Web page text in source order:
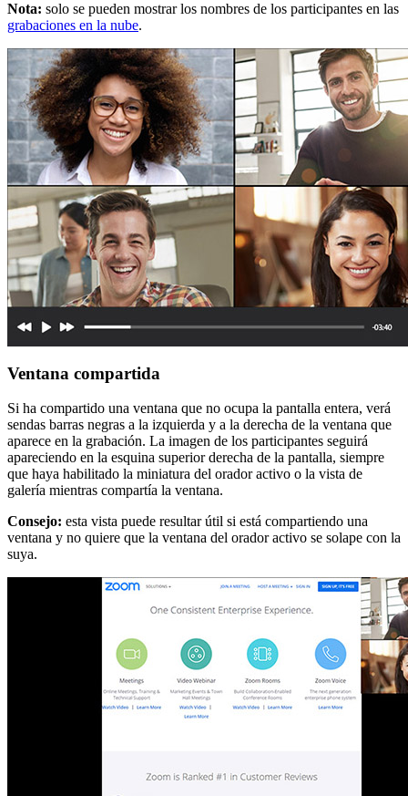
Nota: solo se pueden mostrar los nombres de los participantes en las
grabaciones en la nube.
Ventana compartida
Si ha compartido una ventana que no ocupa la pantalla entera, verá
sendas barras negras a la izquierda y a la derecha de la ventana que
aparece en la grabación. La imagen de los participantes seguirá
apareciendo en la esquina superior derecha de la pantalla, siempre
que haya habilitado la miniatura del orador activo o la vista de
galería mientras compartía la ventana.
Consejo: esta vista puede resultar útil si está compartiendo una
ventana y no quiere que la ventana del orador activo se solape con la
suya.